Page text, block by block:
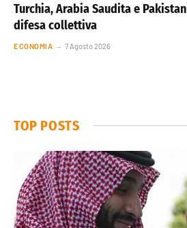
Turchia, Arabia Saudita e
difesa collettiva
ECONOMIA 7 Agosto 2026
TOP POSTS